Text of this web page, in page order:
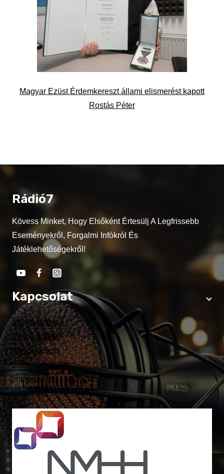
Magyar Ezüst Érdemkereszt állami elismerést kapott
Rostás Péter
Rádió7
Kövess Minket, Hogy Elsőként Értesülj A Legfrissebb
Eseményekről, Forgalmi Infókról És
Játéklehetőségekről!
Kapcsolat
Munkatársaink
Médiaajánlat
Adatvédelem
Játékszabályzat
Impresszum
Kapcsolat